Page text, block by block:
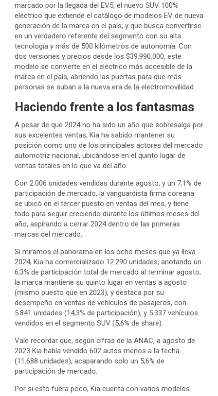
marcado por la llegada del EV5, el nuevo SUV 100%
eléctrico que extiende el catálogo de modelos EV de nueva
generación de la marca en el país, y que busca convertirse
en un verdadero referente del segmento con su alta
tecnología y más de 500 kilómetros de autonomía. Con
dos versiones y precios desde los $39.990.000, este
modelo se convierte en el eléctrico más accesible de la
marca en el país, abriendo las puertas para que más
personas se suban a la nueva era de la electromovilidad.
Haciendo frente a los fantasmas
A pesar de que 2024 no ha sido un año que sobresalga por
sus excelentes ventas, Kia ha sabido mantener su
posición como uno de los principales actores del mercado
automotriz nacional, ubicándose en el quinto lugar de
ventas totales en lo que va del año.
Con 2.006 unidades vendidas durante agosto, y un 7,1% de
participación de mercado, la vanguardista firma coreana
se ubicó en el tercer puesto en ventas del mes, y tiene
todo para seguir creciendo durante los últimos meses del
año, aspirando a cerrar 2024 dentro de las primeras
marcas del mercado.
Si miramos el panorama en los ocho meses que ya lleva
2024, Kia ha comercializado 12.290 unidades, anotando un
6,3% de participación total de mercado al terminar agosto,
la marca mantiene su quinto lugar en ventas a agosto
(mismo puesto que en 2023), y destaca por su
desempeño en ventas de vehículos de pasajeros, con
5.841 unidades (14,3% de participación), y 5.337 vehículos
vendidos en el segmento SUV (5,6% de share).
Vale recordar que, según cifras de la ANAC, a agosto de
2023 Kia había vendido 602 autos menos a la fecha
(11.688 unidades), acaparando solo un 5,6% de
participación de mercado.
Por si esto fuera poco, Kia cuenta con varios modelos